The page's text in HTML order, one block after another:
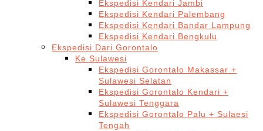
Ekspedisi Kendari Jambi
Ekspedisi Kendari Palembang
Ekspedisi Kendari Bandar Lampung
Ekspedisi Kendari Bengkulu
Ekspedisi Dari Gorontalo
Ke Sulawesi
Ekspedisi Gorontalo Makassar +
Sulawesi Selatan
Ekspedisi Gorontalo Kendari +
Sulawesi Tenggara
Ekspedisi Gorontalo Palu + Sulaesi
Tengah